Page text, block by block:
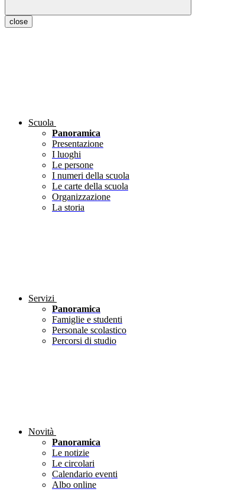
close
Scuola
Panoramica
Presentazione
I luoghi
Le persone
I numeri della scuola
Le carte della scuola
Organizzazione
La storia
Servizi
Panoramica
Famiglie e studenti
Personale scolastico
Percorsi di studio
Novità
Panoramica
Le notizie
Le circolari
Calendario eventi
Albo online